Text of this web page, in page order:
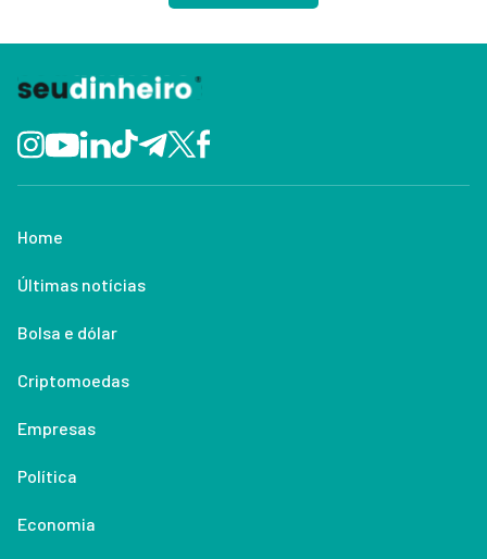
Home
Últimas notícias
Bolsa e dólar
Criptomoedas
Empresas
Política
Economia